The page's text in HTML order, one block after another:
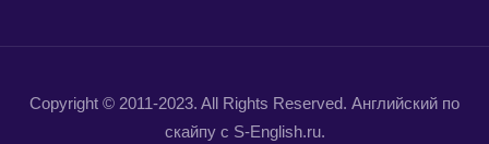
Copyright © 2011-2023. All Rights Reserved. Английский по
скайпу с S-English.ru.